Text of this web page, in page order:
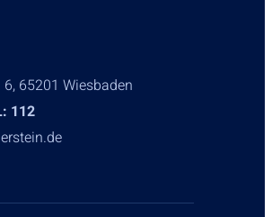
6, 65201 Wiesbaden
112